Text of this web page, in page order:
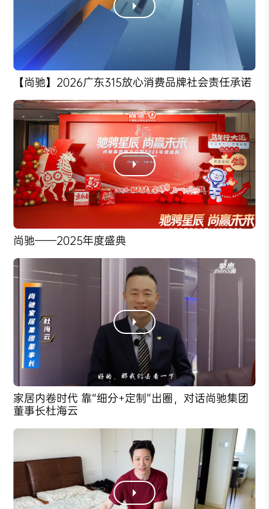
【尚驰】2026广东315放心消费品牌社会责任承诺
尚驰——2025年度盛典
家居内卷时代 靠“细分+定制”出圈，对话尚驰集团
董事长杜海云